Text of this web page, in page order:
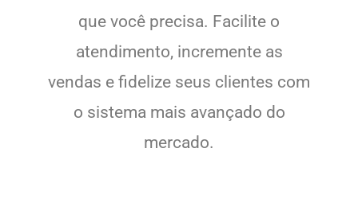
que você precisa. Facilite o
atendimento, incremente as
vendas e fidelize seus clientes com
o sistema mais avançado do
mercado.